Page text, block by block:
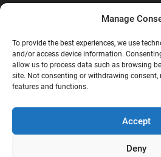
Manage
To provide the best experiences, we use
and/or access device information.
allow us to process data such as browsing
site. Not consenting or withdrawing consent,
features and functions.
Accept
Deny
G Google Reviews